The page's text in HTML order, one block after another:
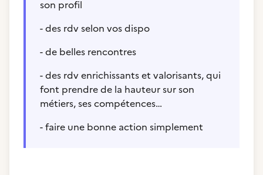
son profil
- des rdv selon vos dispo
- de belles rencontres
- des rdv enrichissants et valorisants, qui
font prendre de la hauteur sur son
métiers, ses compétences…
- faire une bonne action simplement